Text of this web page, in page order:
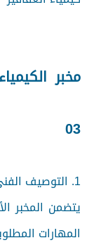
مخبر
03
1. التوصيف الفني:
يتضمن المخبر
المهارات